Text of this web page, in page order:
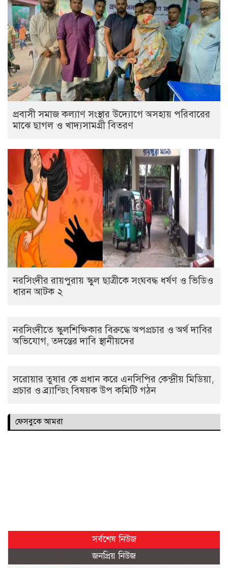
প্রবাসী সমাজ কল্যাণ সংস্থার উদ্যোগে অসহায় পরিবারের
মাঝে ছাগল ও খাদ্যসামগ্রী বিতরণ
নরসিংদীর রায়পুরায় স্কুল ছাত্রীকে সংঘবদ্ধ ধর্ষণ ও ভিডিও
ধারন আটক ২
নরসিংদীতে স্কুলশিক্ষিকার বিরুদ্ধে অপপ্রচার ও অর্থ দাবির
অভিযোগ, তদন্তের দাবি স্থানীয়দের
সরোয়ার তুষার কে প্রধান করে এনসিপির কেন্দ্রীয় মিডিয়া,
প্রচার ও ব্র্যান্ডিং বিষয়ক উপ কমিটি গঠন
ফেসবুকে আমরা
সর্বশেষ নিউজ
জনপ্রিয় নিউজ